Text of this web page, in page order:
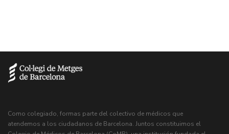
Como colegiado, formas parte del colectivo de médicos que
atendemos a los ciudadanos de Barcelona. Juntos constituimos el